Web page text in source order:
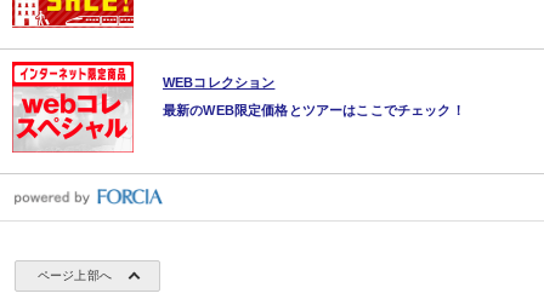
WEBコレクション
最新のWEB限定価格とツアーはここでチェック！
ページ上部へ